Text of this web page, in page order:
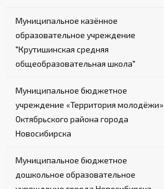
Муниципальное казённое
образовательное учреждение
"Крутишинская средняя
общеобразовательная школа"
Муниципальное бюджетное
учреждение «Территория молодёжи»
Октябрьского района города
Новосибирска
Муниципальное бюджетное
дошкольное образовательное